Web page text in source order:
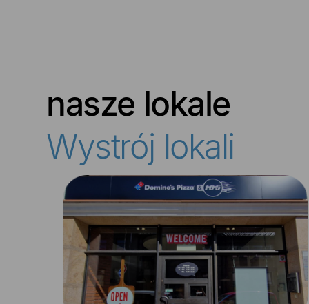
nasze lokale
Wystrój lokali